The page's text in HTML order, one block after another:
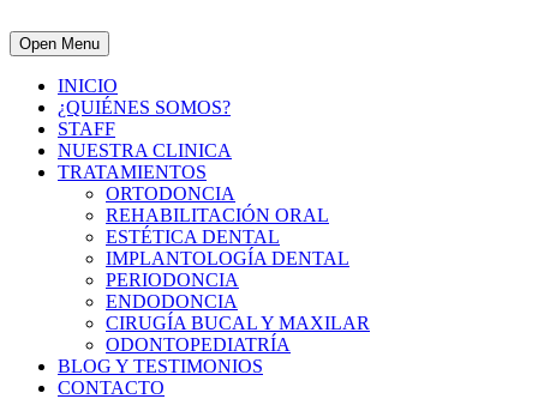
Open Menu
INICIO
¿QUIÉNES SOMOS?
STAFF
NUESTRA CLINICA
TRATAMIENTOS
ORTODONCIA
REHABILITACIÓN ORAL
ESTÉTICA DENTAL
IMPLANTOLOGÍA DENTAL
PERIODONCIA
ENDODONCIA
CIRUGÍA BUCAL Y MAXILAR
ODONTOPEDIATRÍA
BLOG Y TESTIMONIOS
CONTACTO